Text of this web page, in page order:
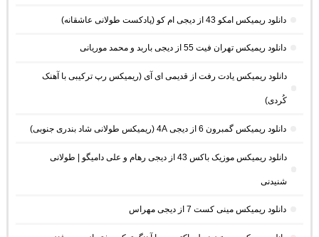
دانلود ریمیکس امکو 43 از دیجی ام کو (پادکست طولانی عاشقانه)
دانلود ریمیکس تهران فیت 55 از دیجی باربد و محمد موریانی
دانلود ریمیکس یادت رفت از قدیمی ای آی (ریمیکس رپ ترکیبی با آهنک
کُردی)
دانلود ریمیکس گمبرون 6 از دیجی 4A (ریمیکس طولانی شاد بندری جنوبی)
دانلود ریمیکس موزیک باکس 43 از دیجی رهام و علی دامیگو | طولانی
شنیدنی
دانلود ریمیکس مینی کست 7 از دیجی مهراس